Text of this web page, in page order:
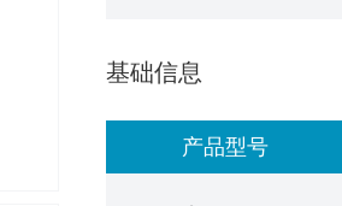
基础信息
产品型号